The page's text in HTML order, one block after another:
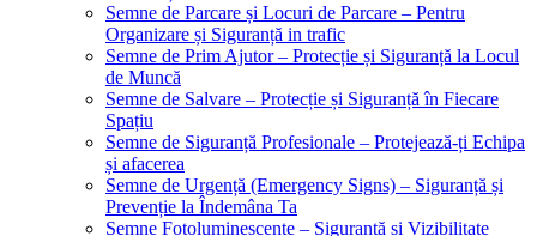
Semne de Parcare și Locuri de Parcare – Pentru
Organizare și Siguranță in trafic
Semne de Prim Ajutor – Protecție și Siguranță la Locul
de Muncă
Semne de Salvare – Protecție și Siguranță în Fiecare
Spațiu
Semne de Siguranță Profesionale – Protejează-ți Echipa
și afacerea
Semne de Urgență (Emergency Signs) – Siguranță și
Prevenție la Îndemâna Ta
Semne Fotoluminescente – Siguranță și Vizibilitate